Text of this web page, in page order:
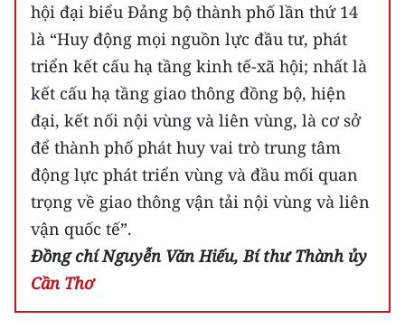
hội đại biểu Đảng bộ thành phố lần thứ 14
là “Huy động mọi nguồn lực đầu tư, phát
triển kết cấu hạ tầng kinh tế-xã hội; nhất là
kết cấu hạ tầng giao thông đồng bộ, hiện
đại, kết nối nội vùng và liên vùng, là cơ sở
để thành phố phát huy vai trò trung tâm
động lực phát triển vùng và đầu mối quan
trọng về giao thông vận tải nội vùng và liên
vận quốc tế”.
Đồng chí Nguyễn Văn Hiếu, Bí thư Thành ủy
Cần Thơ